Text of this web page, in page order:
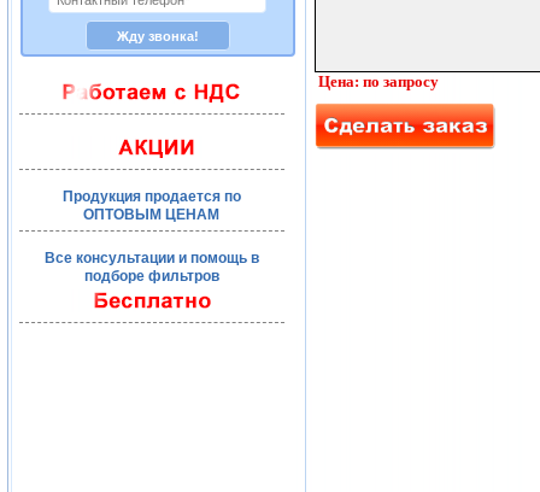
Продукция продается по
ОПТОВЫМ ЦЕНАМ
Все консультации и помощь в
подборе фильтров
Цена: по запросу